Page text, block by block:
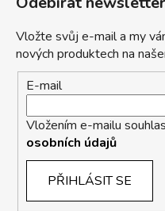
Vložte svůj e-mail a my
nových produktech na
E-mail
Vložením e-mailu
osobních údajů
PŘIHLÁSIT SE